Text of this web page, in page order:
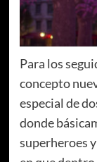
Para los
concepto
especial de
donde
superheroes